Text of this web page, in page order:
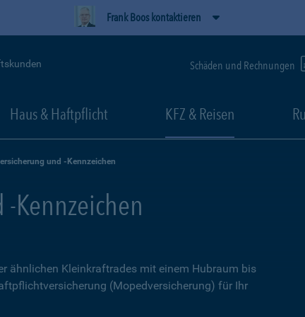
Frank Boos kontaktieren
Schäden und Rechnungen
Haus & Haftpflicht KFZ & Reisen
und -Kennzeichen
Kennzeichen
ähnlichen Kleinkraftrades mit einem Hubraum bis
(Mopedversicherung) für Ihr